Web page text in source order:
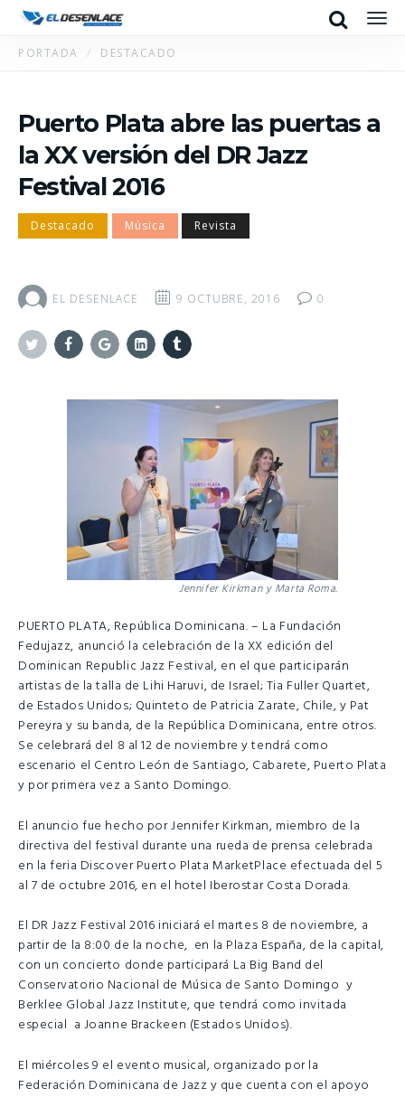
Search
PORTADA DESTACADO
Puerto Plata abre las puertas a
la XX versión del DR Jazz
Festival 2016
Destacado Música Revista
EL DESENLACE 9 OCTUBRE, 2016 0
Jennifer Kirkman y Marta Roma.
PUERTO PLATA, República Dominicana. – La Fundación
Fedujazz, anunció la celebración de la XX edición del
Dominican Republic Jazz Festival, en el que participarán
artistas de la talla de Lihi Haruvi, de Israel; Tia Fuller Quartet,
de Estados Unidos; Quinteto de Patricia Zarate, Chile, y Pat
Pereyra y su banda, de la República Dominicana, entre otros.
Se celebrará del 8 al 12 de noviembre y tendrá como
escenario el Centro León de Santiago, Cabarete, Puerto Plata
y por primera vez a Santo Domingo.
El anuncio fue hecho por Jennifer Kirkman, miembro de la
directiva del festival durante una rueda de prensa celebrada
en la feria Discover Puerto Plata MarketPlace efectuada del 5
al 7 de octubre 2016, en el hotel Iberostar Costa Dorada.
El DR Jazz Festival 2016 iniciará el martes 8 de noviembre, a
partir de la 8:00 de la noche, en la Plaza España, de la capital,
con un concierto donde participará La Big Band del
Conservatorio Nacional de Música de Santo Domingo y
Berklee Global Jazz Institute, que tendrá como invitada
especial a Joanne Brackeen (Estados Unidos).
El miércoles 9 el evento musical, organizado por la
Federación Dominicana de Jazz y que cuenta con el apoyo